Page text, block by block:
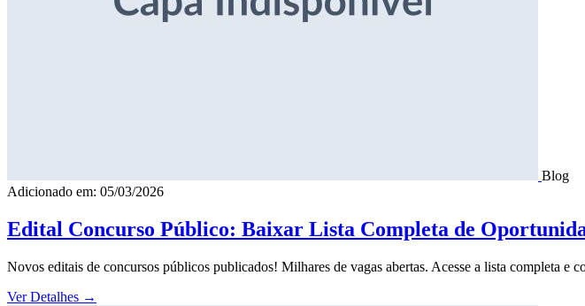
Blog
Adicionado em: 05/03/2026
Edital Concurso Público: Baixar Lista Completa de
Novos editais de concursos públicos publicados! Milhares de vagas abertas. Acesse a lista completa e
Ver Detalhes →